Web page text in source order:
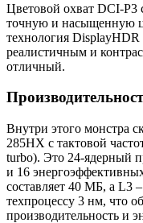
Цветовой охват DCI-P3
точную и насыщенную
технология
реалистичным и
отличный.
Внутри этого монстра
285HX с тактовой
turbo). Это 24-ядерный
и 16
составляет 40 МБ, а L3
техпроцессу 3 нм, что
производительность и